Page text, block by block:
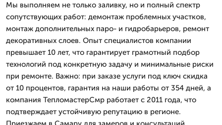
Мы выполняем не только заливку, но и полный спектр
сопутствующих работ: демонтаж проблемных участков,
монтаж дополнительных паро- и гидробарьеров, ремонт
декоративных слоев. Опыт специалистов компании
превышает 10 лет, что гарантирует грамотный подбор
технологий под конкретную задачу и минимальные риски
при ремонте. Важно: при заказе услуги под ключ скидка
от 10 процентов, гарантия на наши работы от 354 дней, а
компания ТепломастерСмр работает с 2011 года, что
подтверждает устойчивую репутацию в регионе.